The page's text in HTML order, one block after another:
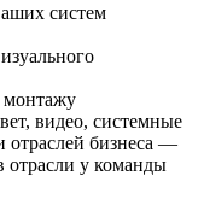
систем
видео, системные
отраслей бизнеса —
у команды